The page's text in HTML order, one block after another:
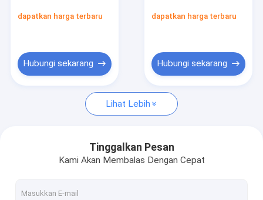
SST tabung tes darah
Gel Pemisahan Serum
Perlengkapan Medis Konsumen
dapatkan harga terbaru
Hubungi sekarang
dapatkan harga terbaru
Hubungi sekarang
Lihat Lebih
Tinggalkan Pesan
Kami Akan Membalas Dengan Cepat